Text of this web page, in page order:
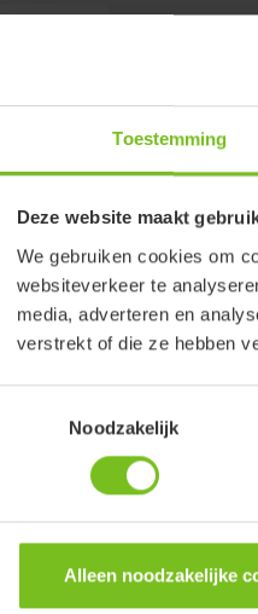
Toestemming
Deze website maakt
We gebruiken cookies om
websiteverkeer te
media, adverteren en
verstrekt of die ze hebben
Noodzakelijk
Alleen noodzakelijke